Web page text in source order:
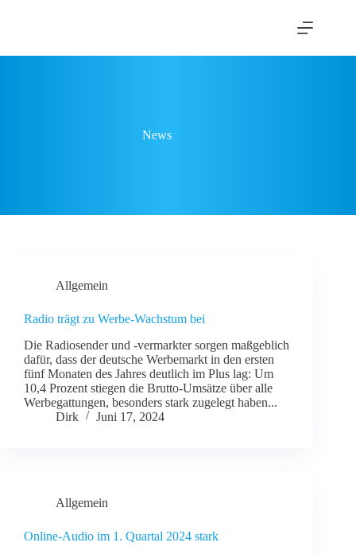
News
Allgemein
Radio trägt zu Werbe-Wachstum bei
Die Radiosender und -vermarkter sorgen maßgeblich
dafür, dass der deutsche Werbemarkt in den ersten
fünf Monaten des Jahres deutlich im Plus lag: Um
10,4 Prozent stiegen die Brutto-Umsätze über alle
Werbegattungen, besonders stark zugelegt haben...
Dirk
Juni 17, 2024
Allgemein
Online-Audio im 1. Quartal 2024 stark